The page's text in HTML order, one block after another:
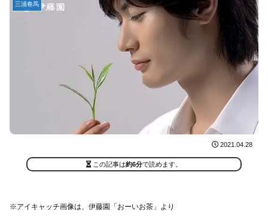
三浦春馬
2021.04.28
この記事は約6分で読めます。
※アイキャッチ画像は、伊藤園「おーいお茶」より